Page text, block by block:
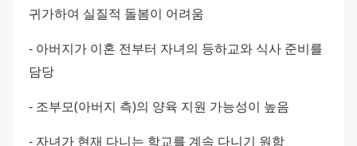
귀가하여 실질적 돌봄이 어려움
- 아버지가 이혼 전부터 자녀의 등하교와 식사 준비를
담당
- 조부모(아버지 측)의 양육 지원 가능성이 높음
- 자녀가 현재 다니는 학교를 계속 다니기 원함